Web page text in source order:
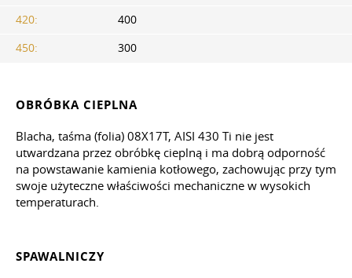
420:
400
450:
300
OBRÓBKA CIEPLNA
Blacha, taśma (folia) 08X17T, AISI 430 Ti nie jest
utwardzana przez obróbkę cieplną i ma dobrą odporność
na powstawanie kamienia kotłowego, zachowując przy tym
swoje użyteczne właściwości mechaniczne w wysokich
temperaturach.
SPAWALNICZY